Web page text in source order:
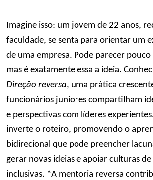
Imagine isso: um jovem de 22 anos,
faculdade, se senta para orientar um
de uma empresa. Pode parecer
mas é exatamente essa a ideia.
Direção reversa, uma prática
funcionários juniores compartilham
e perspectivas com líderes
inverte o roteiro, promovendo o
bidirecional que pode preencher
gerar novas ideias e apoiar culturas
inclusivas. *A mentoria reversa